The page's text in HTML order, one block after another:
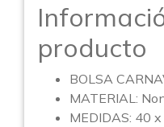
producto
BOLSA
MATERIAL:
MEDIDAS: 40